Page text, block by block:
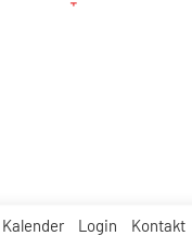
Kalender Login Kontakt